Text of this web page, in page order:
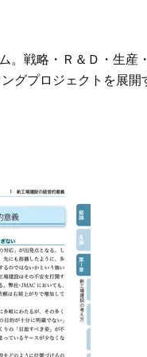
。戦略・Ｒ＆Ｄ・生産
グプロジェクトを展